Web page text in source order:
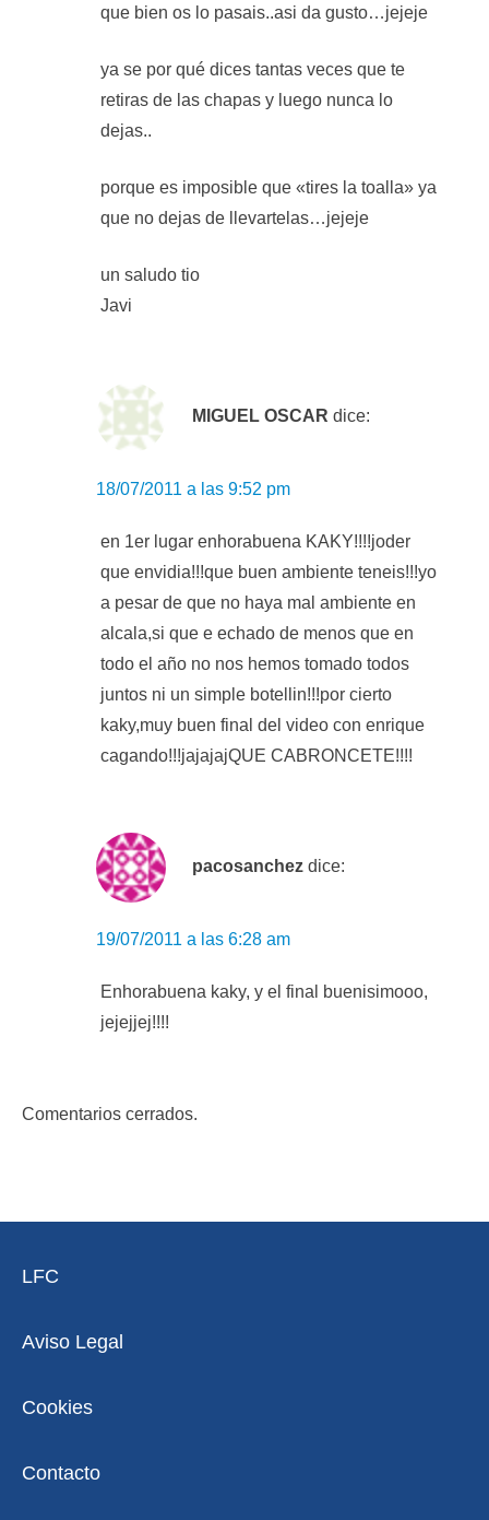
que bien os lo pasais..asi da gusto…jejeje
ya se por qué dices tantas veces que te
retiras de las chapas y luego nunca lo
dejas..
porque es imposible que «tires la toalla» ya
que no dejas de llevartelas…jejeje
un saludo tio
Javi
MIGUEL OSCAR dice:
18/07/2011 a las 9:52 pm
en 1er lugar enhorabuena KAKY!!!!joder
que envidia!!!que buen ambiente teneis!!!yo
a pesar de que no haya mal ambiente en
alcala,si que e echado de menos que en
todo el año no nos hemos tomado todos
juntos ni un simple botellin!!!por cierto
kaky,muy buen final del video con enrique
cagando!!!jajajajQUE CABRONCETE!!!!
pacosanchez dice:
19/07/2011 a las 6:28 am
Enhorabuena kaky, y el final buenisimooo,
jejejjej!!!!
Comentarios cerrados.
LFC
Aviso Legal
Cookies
Contacto